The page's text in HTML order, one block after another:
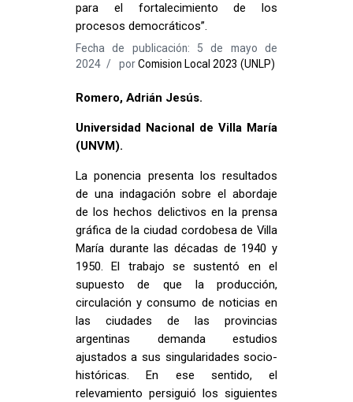
para el fortalecimiento de los
procesos democráticos”.
Fecha de publicación: 5 de mayo de
2024
porComision Local 2023 (UNLP)
Romero, Adrián Jesús.
Universidad Nacional de Villa María
(UNVM).
La ponencia presenta los resultados
de una indagación sobre el abordaje
de los hechos delictivos en la prensa
gráfica de la ciudad cordobesa de Villa
María durante las décadas de 1940 y
1950. El trabajo se sustentó en el
supuesto de que la producción,
circulación y consumo de noticias en
las ciudades de las provincias
argentinas demanda estudios
ajustados a sus singularidades socio-
históricas. En ese sentido, el
relevamiento persiguió los siguientes